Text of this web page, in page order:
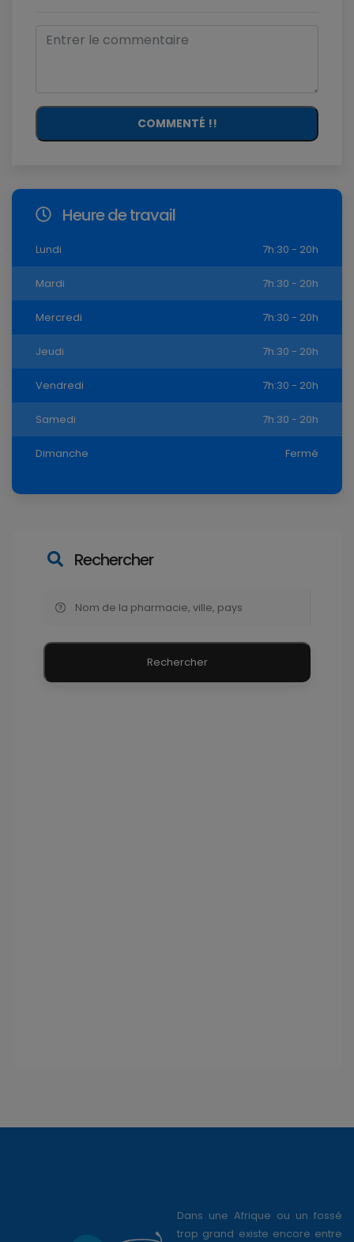
COMMENTÉ !!
Heure de travail
Lundi 7h:30 - 20h
Mardi 7h:30 - 20h
Mercredi 7h:30 - 20h
Jeudi 7h:30 - 20h
Vendredi 7h:30 - 20h
Samedi 7h:30 - 20h
Dimanche Fermé
Rechercher
Rechercher
Dans une Afrique ou un fossé
trop grand existe encore entre